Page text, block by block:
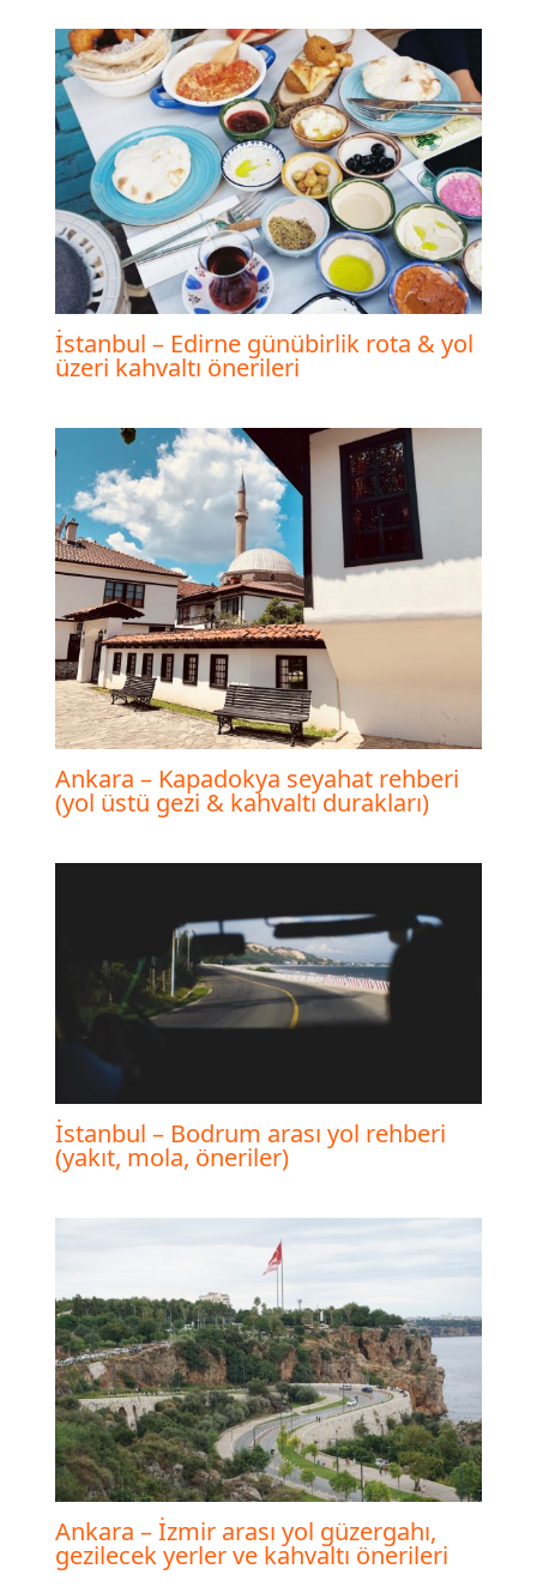
İstanbul – Edirne günübirlik rota & yol
üzeri kahvaltı önerileri
Ankara – Kapadokya seyahat rehberi
(yol üstü gezi & kahvaltı durakları)
İstanbul – Bodrum arası yol rehberi
(yakıt, mola, öneriler)
Ankara – İzmir arası yol güzergahı,
gezilecek yerler ve kahvaltı önerileri